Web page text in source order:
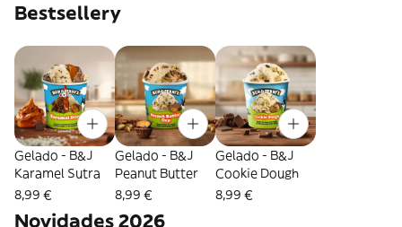
Bestsellery
Gelado - B&J
Karamel Sutra
8,99 €
Gelado - B&J
Peanut Butter
8,99 €
Gelado - B&J
Cookie Dough
8,99 €
Novidades 2026